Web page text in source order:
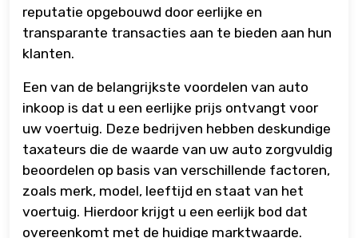
reputatie opgebouwd door eerlijke en
transparante transacties aan te bieden aan hun
klanten.
Een van de belangrijkste voordelen van auto
inkoop is dat u een eerlijke prijs ontvangt voor
uw voertuig. Deze bedrijven hebben deskundige
taxateurs die de waarde van uw auto zorgvuldig
beoordelen op basis van verschillende factoren,
zoals merk, model, leeftijd en staat van het
voertuig. Hierdoor krijgt u een eerlijk bod dat
overeenkomt met de huidige marktwaarde.